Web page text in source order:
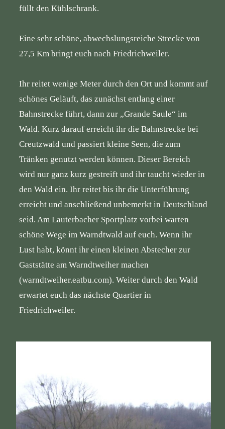
füllt den Kühlschrank.
Eine sehr schöne, abwechslungsreiche Strecke von
27,5 Km bringt euch nach Friedrichweiler.
Ihr reitet wenige Meter durch den Ort und kommt auf
schönes Geläuft, das zunächst entlang einer
Bahnstrecke führt, dann zur „Grande Saule“ im
Wald. Kurz darauf erreicht ihr die Bahnstrecke bei
Creutzwald und passiert kleine Seen, die zum
Tränken genutzt werden können. Dieser Bereich
wird nur ganz kurz gestreift und ihr taucht wieder in
den Wald ein. Ihr reitet bis ihr die Unterführung
erreicht und anschließend unbemerkt in Deutschland
seid. Am Lauterbacher Sportplatz vorbei warten
schöne Wege im Warndtwald auf euch. Wenn ihr
Lust habt, könnt ihr einen kleinen Abstecher zur
Gaststätte am Warndtweiher machen
(warndtweiher.eatbu.com). Weiter durch den Wald
erwartet euch das nächste Quartier in
Friedrichweiler.